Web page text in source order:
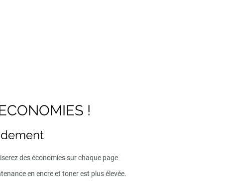
!
des économies sur chaque page
en encre et toner est plus élevée.